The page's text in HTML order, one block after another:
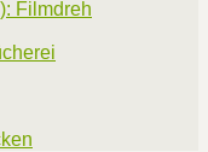
Filmdreh